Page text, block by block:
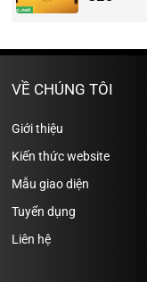
VỀ CHÚNG TÔI
Giới thiệu
Kiến thức website
Mẫu giao diện
Tuyển dụng
Liên hệ